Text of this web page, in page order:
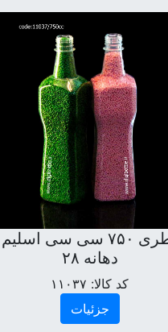
بطری ۷۵۰ سی سی اسلیم
دهانه ۲۸
کد کالا: ۱۱۰۳۷
جزئیات